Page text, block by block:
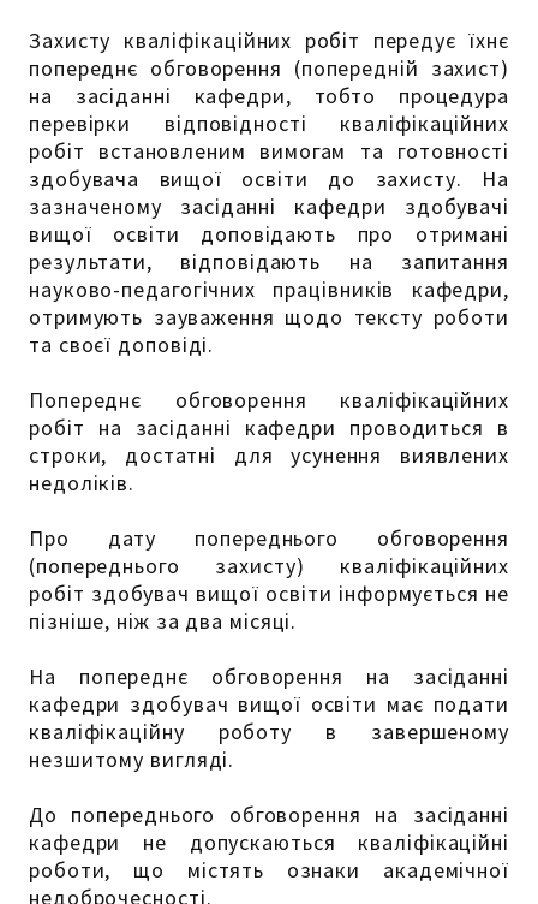
Захисту кваліфікаційних робіт передує їхнє
попереднє обговорення (попередній захист)
на засіданні кафедри, тобто процедура
перевірки відповідності кваліфікаційних
робіт встановленим вимогам та готовності
здобувача вищої освіти до захисту. На
зазначеному засіданні кафедри здобувачі
вищої освіти доповідають про отримані
результати, відповідають на запитання
науково-педагогічних працівників кафедри,
отримують зауваження щодо тексту роботи
та своєї доповіді.
Попереднє обговорення кваліфікаційних
робіт на засіданні кафедри проводиться в
строки, достатні для усунення виявлених
недоліків.
Про дату попереднього обговорення
(попереднього захисту) кваліфікаційних
робіт здобувач вищої освіти інформується не
пізніше, ніж за два місяці.
На попереднє обговорення на засіданні
кафедри здобувач вищої освіти має подати
кваліфікаційну роботу в завершеному
незшитому вигляді.
До попереднього обговорення на засіданні
кафедри не допускаються кваліфікаційні
роботи, що містять ознаки академічної
недоброчесності.